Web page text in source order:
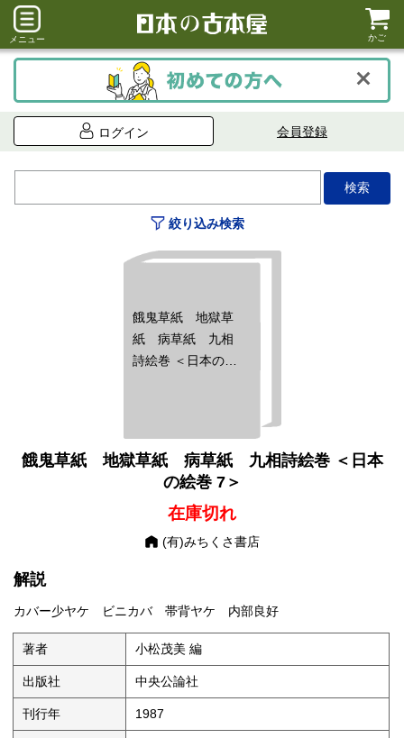
メニュー かご
ログイン 会員登録
絞り込み検索
餓鬼草紙 地獄草
紙 病草紙 九相
詩絵巻 ＜日本の絵
餓鬼草紙 地獄草紙 病草紙 九相詩絵巻 ＜日本
の絵巻 7＞
在庫切れ
(有)みちくさ書店
解説
カバー少ヤケ ビニカバ 帯背ヤケ 内部良好
著者 小松茂美 編
出版社 中央公論社
刊行年 1987